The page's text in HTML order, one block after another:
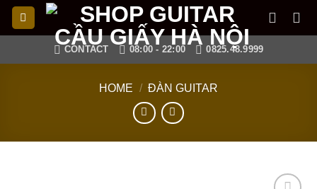
Skip
CONTACT 08:00 - 22:00 0825.48.9999
HOME / ĐÀN GUITAR